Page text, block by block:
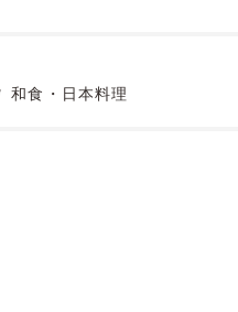
和食・日本料理